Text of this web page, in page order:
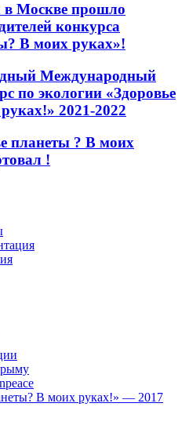
в Москве прошло
конкурса
В моих руках»!
Международный
по экологии «Здоровье
2021-2022
планеты ? В моих
!
В моих руках!» — 2017